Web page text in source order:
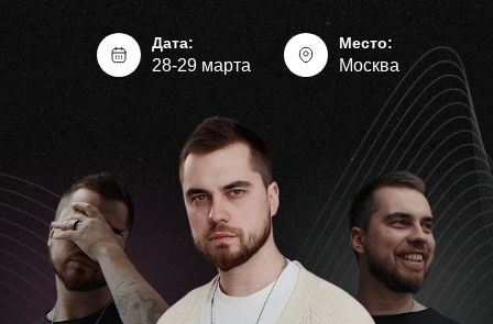
Дата:
28-29 марта
Место:
Москва